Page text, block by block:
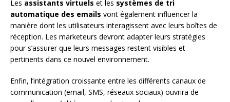
Les assistants virtuels et les systèmes de tri
automatique des emails vont également influencer la
manière dont les utilisateurs interagissent avec leurs boîtes de
réception. Les marketeurs devront adapter leurs stratégies
pour s’assurer que leurs messages restent visibles et
pertinents dans ce nouvel environnement.
Enfin, l’intégration croissante entre les différents canaux de
communication (email, SMS, réseaux sociaux) ouvrira de